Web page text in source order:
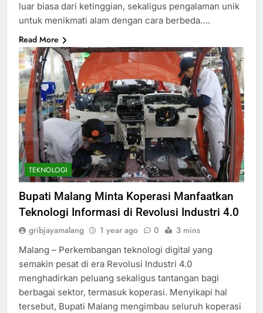
luar biasa dari ketinggian, sekaligus pengalaman unik
untuk menikmati alam dengan cara berbeda….
Read More
TEKNOLOGI
Bupati Malang Minta Koperasi Manfaatkan
Teknologi Informasi di Revolusi Industri 4.0
gribjayamalang 1 year ago 0 3 mins
Malang – Perkembangan teknologi digital yang
semakin pesat di era Revolusi Industri 4.0
menghadirkan peluang sekaligus tantangan bagi
berbagai sektor, termasuk koperasi. Menyikapi hal
tersebut, Bupati Malang mengimbau seluruh koperasi